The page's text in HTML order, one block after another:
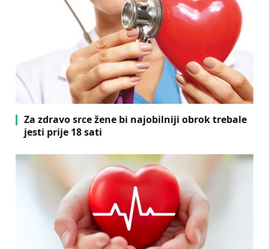
Za zdravo srce žene bi najobilniji obrok trebale
jesti prije 18 sati